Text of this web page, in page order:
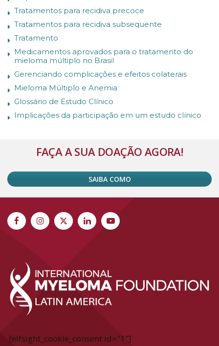
Tratamentos para recidiva precoce
Tratamentos para recidiva subsequente
Tratamento
Medicamentos aprovados para o tratamento do
mieloma múltiplo no Brasil
Gerenciando complicações e efeitos colaterais
Mieloma Múltiplo e Anemia
Glossário de Estudo Clínico
Implicações da participação em um estudo clínico
FAÇA A SUA DOAÇÃO AGORA!
SAIBA COMO
[elfsight_cookie_consent id="1"]